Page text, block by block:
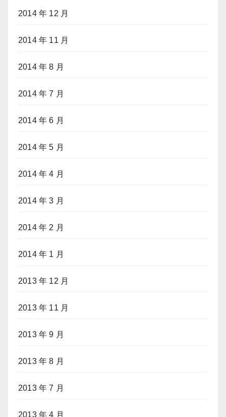
2014 年 12 月
2014 年 11 月
2014 年 8 月
2014 年 7 月
2014 年 6 月
2014 年 5 月
2014 年 4 月
2014 年 3 月
2014 年 2 月
2014 年 1 月
2013 年 12 月
2013 年 11 月
2013 年 9 月
2013 年 8 月
2013 年 7 月
2013 年 4 月